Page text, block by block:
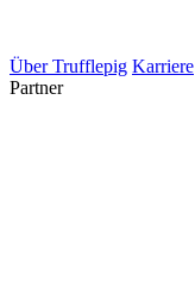
Über Trufflepig Karriere
Partner